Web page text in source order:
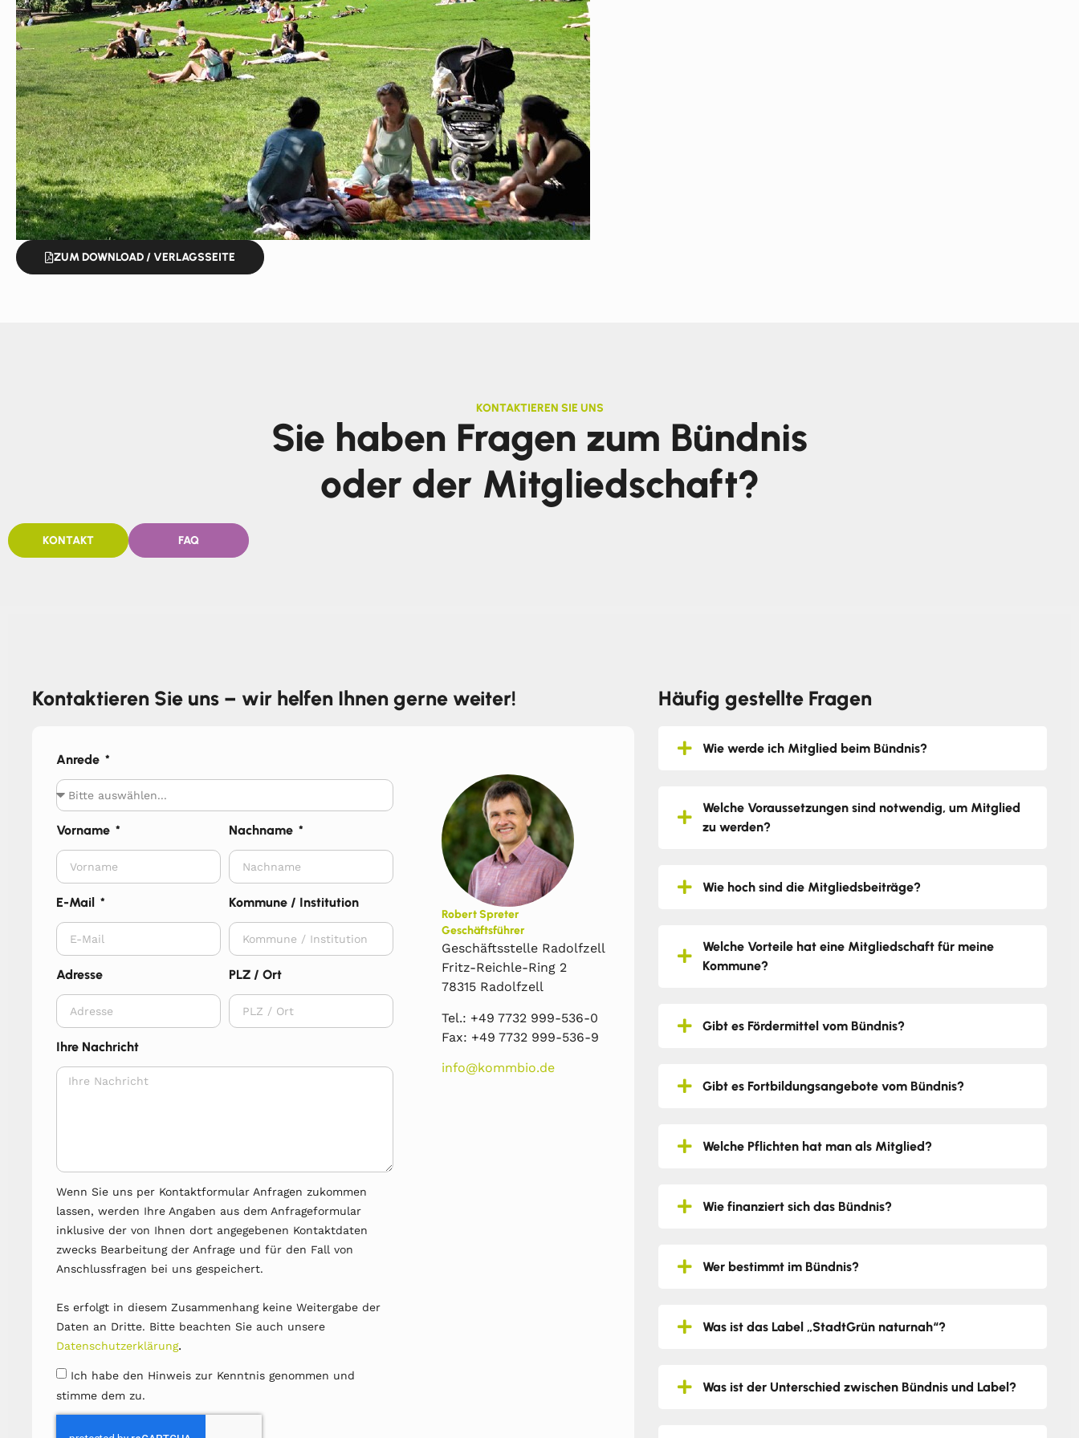
ZUM DOWNLOAD / VERLAGSSEITE
KONTAKTIEREN SIE UNS
Sie haben Fragen zum Bündnis
oder der Mitgliedschaft?
KONTAKT FAQ
Kontaktieren Sie uns – wir helfen Ihnen gerne weiter!
Anrede
Vorname Nachname
E-Mail Kommune / Institution
Adresse PLZ / Ort
Ihre Nachricht
Wenn Sie uns per Kontaktformular Anfragen zukommen
lassen, werden Ihre Angaben aus dem Anfrageformular
inklusive der von Ihnen dort angegebenen Kontaktdaten
zwecks Bearbeitung der Anfrage und für den Fall von
Anschlussfragen bei uns gespeichert.
Es erfolgt in diesem Zusammenhang keine Weitergabe der
Daten an Dritte. Bitte beachten Sie auch unsere
Datenschutzerklärung.
Ich habe den Hinweis zur Kenntnis genommen und
stimme dem zu.
Robert Spreter
Geschäftsführer
Geschäftsstelle Radolfzell
Fritz-Reichle-Ring 2
78315 Radolfzell
Tel.: +49 7732 999-536-0
Fax: +49 7732 999-536-9
info@kommbio.de
Häufig gestellte Fragen
Wie werde ich Mitglied beim Bündnis?
Welche Voraussetzungen sind notwendig, um Mitglied
zu werden?
Wie hoch sind die Mitgliedsbeiträge?
Welche Vorteile hat eine Mitgliedschaft für meine
Kommune?
Gibt es Fördermittel vom Bündnis?
Gibt es Fortbildungsangebote vom Bündnis?
Welche Pflichten hat man als Mitglied?
Wie finanziert sich das Bündnis?
Wer bestimmt im Bündnis?
Was ist das Label „StadtGrün naturnah“?
Was ist der Unterschied zwischen Bündnis und Label?